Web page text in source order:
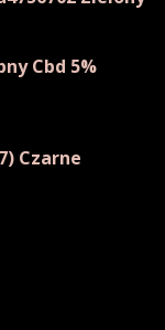
Cbd 5%
Czarne